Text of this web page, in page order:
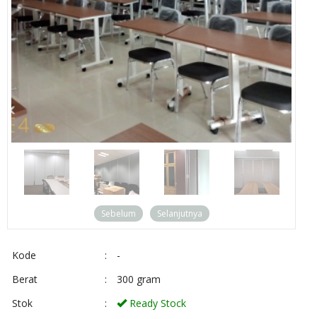
Sebelum Selanjutnya
Kode :
-
Berat
:
300 gram
Stok
:
Ready Stock